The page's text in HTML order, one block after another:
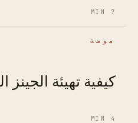
7 MIN
موضة
كيفية تهيئة الجينز
4 MIN